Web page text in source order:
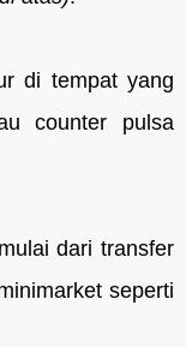
di tempat yang
counter pulsa
dari transfer
seperti